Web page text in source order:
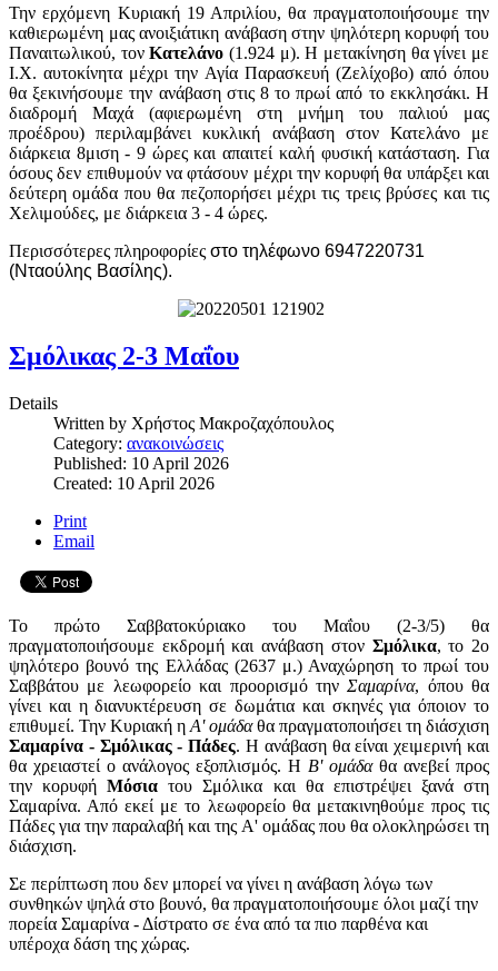
Την ερχόμενη Κυριακή 19 Απριλίου, θα πραγματοποιήσουμε την
καθιερωμένη μας ανοιξιάτικη ανάβαση στην ψηλότερη κορυφή του
Παναιτωλικού, τονΚατελάνο (1.924 μ). Η μετακίνηση θα γίνει με
Ι.Χ. αυτοκίνητα μέχρι την Αγία Παρασκευή (Ζελίχοβο) από όπου
θα ξεκινήσουμε την ανάβαση στις 8 το πρωί από το εκκλησάκι. Η
διαδρομή Μαχά (αφιερωμένη στη μνήμη του παλιού μας
προέδρου) περιλαμβάνει κυκλική ανάβαση στον Κατελάνο με
διάρκεια 8μιση - 9 ώρες και απαιτεί καλή φυσική κατάσταση. Για
όσους δεν επιθυμούν να φτάσουν μέχρι την κορυφή θα υπάρξει και
δεύτερη ομάδα που θα πεζοπορήσει μέχρι τις τρεις βρύσες και τις
Χελιμούδες, με διάρκεια 3 - 4 ώρες.
Περισσότερες πληροφορίες στο τηλέφωνο 6947220731
(Νταούλης Βασίλης).
Σμόλικας 2-3 Μαΐου
Details
Written by Χρήστος Μακροζαχόπουλος
Category: ανακοινώσεις
Published: 10 April 2026
Created: 10 April 2026
Print
Email
Το πρώτο Σαββατοκύριακο του Μαΐου (2-3/5) θα
πραγματοποιήσουμε εκδρομή και ανάβαση στον Σμόλικα, το 2ο
ψηλότερο βουνό της Ελλάδας (2637 μ.) Αναχώρηση το πρωί του
Σαββάτου με λεωφορείο και προορισμό τηνΣαμαρίνα, όπου θα
γίνει και η διανυκτέρευση σε δωμάτια και σκηνές για όποιον το
επιθυμεί. Την Κυριακή η Α' ομάδαθα πραγματοποιήσει τη διάσχιση
Σαμαρίνα - Σμόλικας - Πάδες. Η ανάβαση θα είναι χειμερινή και
θα χρειαστεί ο ανάλογος εξοπλισμός. Η Β' ομάδαθα ανεβεί προς
την κορυφήΜόσια του Σμόλικα και θα επιστρέψει ξανά στη
Σαμαρίνα. Από εκεί με το λεωφορείο θα μετακινηθούμε προς τις
Πάδες για την παραλαβή και της Α' ομάδας που θα ολοκληρώσει τη
διάσχιση.
Σε περίπτωση που δεν μπορεί να γίνει η ανάβαση λόγω των
συνθηκών ψηλά στο βουνό, θα πραγματοποιήσουμε όλοι μαζί την
πορεία Σαμαρίνα - Δίστρατο σε ένα από τα πιο παρθένα και
υπέροχα δάση της χώρας.